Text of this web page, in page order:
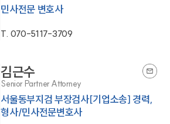
민사전문 변호사
T. 070-5117-3709
김근수
Senior Partner Attorney
서울동부지검 부장검사[기업소송] 경력,
형사/민사전문변호사